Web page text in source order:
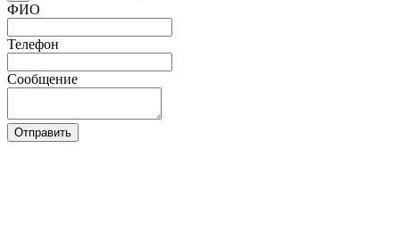
ФИО
Телефон
Сообщение
Отправить